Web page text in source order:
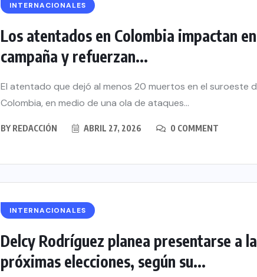
INTERNACIONALES
Los atentados en Colombia impactan
campaña y refuerzan...
El atentado que dejó al menos 20 muertos en el suroeste
Colombia, en medio de una ola de ataques...
BY REDACCIÓN ABRIL 27, 2026 0 COMMENT
INTERNACIONALES
Delcy Rodríguez planea presentarse a
próximas elecciones, según su...